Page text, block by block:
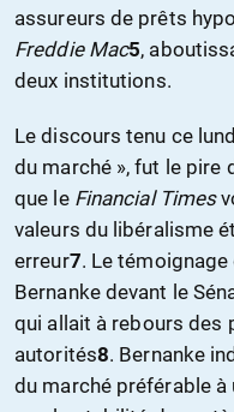
assureurs de prêts
Freddie Mac5,
deux institutions.
Le discours tenu ce
du marché », fut le pire
que le Financial Times
valeurs du libéralisme
erreur7. Le témoignage
Bernanke devant le
qui allait à rebours des
autorités8. Bernanke
du marché préférable